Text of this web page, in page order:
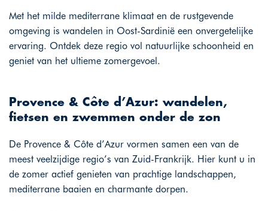
Met het milde mediterrane klimaat en de rustgevende
omgeving is wandelen in Oost-Sardinië een onvergetelijke
ervaring. Ontdek deze regio vol natuurlijke schoonheid en
geniet van het ultieme zomergevoel.
Provence & Côte d’Azur: wandelen,
fietsen en zwemmen onder de zon
De Provence & Côte d’Azur vormen samen een van de
meest veelzijdige regio’s van Zuid-Frankrijk. Hier kunt u in
de zomer actief genieten van prachtige landschappen,
mediterrane baaien en charmante dorpen.